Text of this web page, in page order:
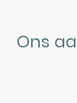
Ons